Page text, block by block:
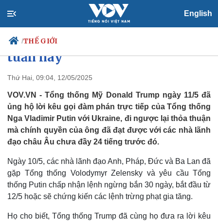
English
/THẾ GIỚI
Chính trị
Đảng
Tổ chức nhân sự
Quốc hội
Nhận diện sự thật
Xã hội
Tin 24h
Dự báo thời tiết
Giáo dục
Dấu ấn VOV
Việc làm
Biển đảo
Ông Trump thúc giục Ukraine
đàm phán với Nga ngay trong
tuần này
Thứ Hai, 09:04, 12/05/2025
VOV.VN - Tổng thống Mỹ Donald Trump ngày 11/5 đã
ủng hộ lời kêu gọi đàm phán trực tiếp của Tổng thống
Nga Vladimir Putin với Ukraine, đi ngược lại thỏa thuận
mà chính quyền của ông đã đạt được với các nhà lãnh
đạo châu Âu chưa đầy 24 tiếng trước đó.
Ngày 10/5, các nhà lãnh đạo Anh, Pháp, Đức và Ba Lan đã
gặp Tổng thống Volodymyr Zelensky và yêu cầu Tổng
thống Putin chấp nhận lệnh ngừng bắn 30 ngày, bắt đầu từ
12/5 hoặc sẽ chứng kiến các lệnh trừng phạt gia tăng.
Họ cho biết, Tổng thống Trump đã cùng họ đưa ra lời kêu